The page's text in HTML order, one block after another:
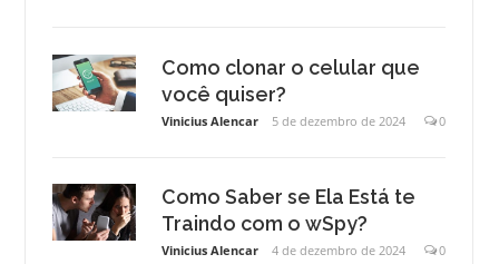
Como clonar o celular que
você quiser?
Vinicius Alencar 5 de dezembro de 2024 0
Como Saber se Ela Está te
Traindo com o wSpy?
Vinicius Alencar 4 de dezembro de 2024 0